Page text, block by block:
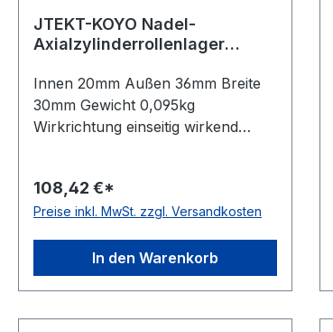
JTEKT-KOYO Nadel-
Axialzylinderrollenlager
Innen 20mm Außen 36mm Breite
30mm Gewicht 0,095kg
Wirkrichtung einseitig wirkend
Käfig Polyamidkäfig Lieferumfang
mit Schutzkappe Toleranzklasse
108,42 €*
Preise inkl. MwSt. zzgl. Versandkosten
In den Warenkorb